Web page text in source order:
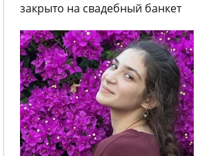
закрыто на свадебный банкет